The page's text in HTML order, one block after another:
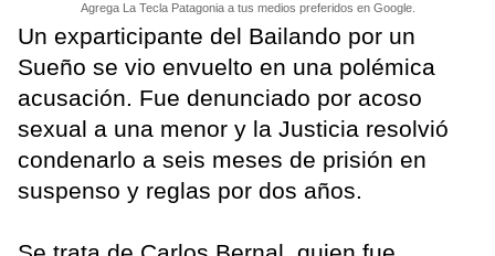
Agrega La Tecla Patagonia a tus medios preferidos en Google.
Un exparticipante del Bailando por un
Sueño se vio envuelto en una polémica
acusación. Fue denunciado por acoso
sexual a una menor y la Justicia resolvió
condenarlo a seis meses de prisión en
suspenso y reglas por dos años.